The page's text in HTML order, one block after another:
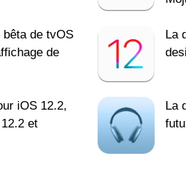
de tvOS
de
La
iOS 12.2,
et
La